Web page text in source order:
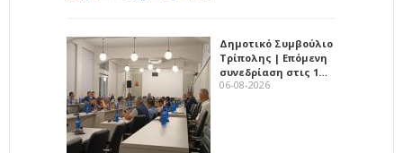
Δημοτικό Συμβούλιο
Τρίπολης | Επόμενη
συνεδρίαση στις 1…
06-08-2026